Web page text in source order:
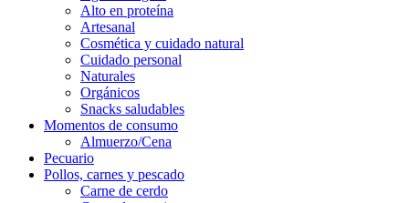
Alto en proteína
Artesanal
Cosmética y cuidado natural
Cuidado personal
Naturales
Orgánicos
Snacks saludables
Momentos de consumo
Almuerzo/Cena
Pecuario
Pollos, carnes y pescado
Carne de cerdo